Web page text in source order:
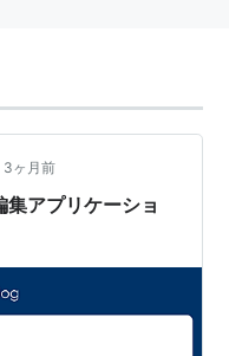
3ヶ月前
アプリケーショ